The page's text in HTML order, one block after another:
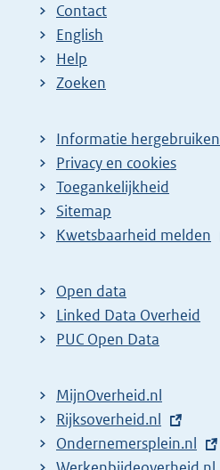
Contact
English
Help
Zoeken
Informatie hergebruiken
Privacy en cookies
Toegankelijkheid
Sitemap
E
t
e
r
l
i
n
Kwetsbaarheid melden
Open data
Linked Data Overheid
PUC Open Data
MijnOverheid.nl
E
x
Rijksoverheid.nl
E
Ondernemersplein.nl